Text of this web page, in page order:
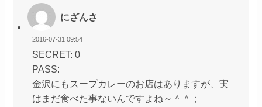
にざんさ
2016-07-31 09:54
SECRET: 0
PASS:
金沢にもスープカレーのお店はありますが、実
はまだ食べた事ないんですよね～＾＾；